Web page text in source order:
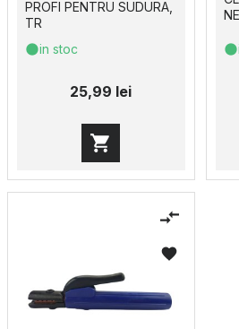
PROFI PENTRU SUDURA,
TR
in stoc
25,99 lei